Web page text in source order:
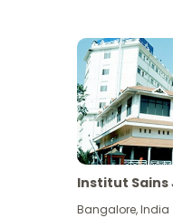
Institut
Bangalore,India